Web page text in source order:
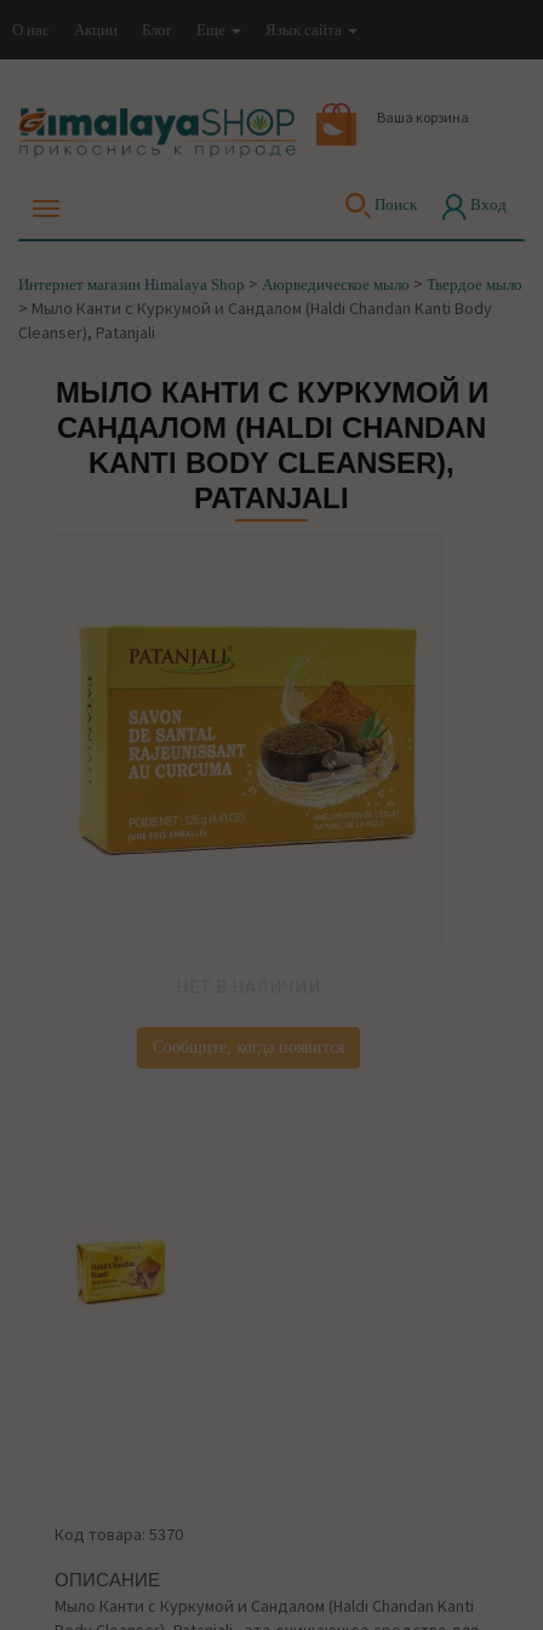
О нас Акции Блог Еще Язык сайта
Ваша корзина
Поиск Вход
Интернет магазин Himalaya Shop > Аюрведическое мыло > Твердое мыло
> Мыло Канти с Куркумой и Сандалом (Haldi Chandan Kanti Body
Cleanser), Patanjali
МЫЛО КАНТИ С КУРКУМОЙ И
САНДАЛОМ (HALDI CHANDAN
KANTI BODY CLEANSER),
PATANJALI
Сообщите, когда появится
Код товара: 5370
ОПИСАНИЕ
Мыло Канти с Куркумой и Сандалом (Haldi Chandan Kanti